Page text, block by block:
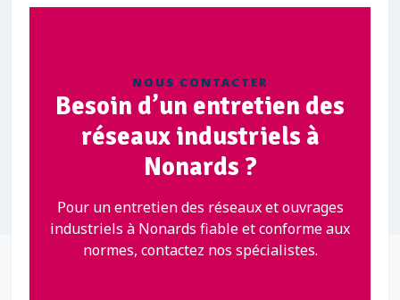
NOUS CONTACTER
Besoin d’un entretien des
réseaux industriels à
Nonards ?
Pour un entretien des réseaux et ouvrages
industriels à Nonards fiable et conforme aux
normes, contactez nos spécialistes.